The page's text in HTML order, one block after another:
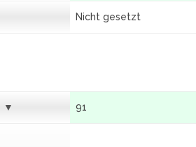
Nicht gesetzt
91